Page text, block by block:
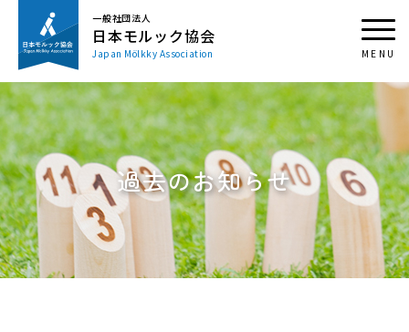
一般社団法人
日本モルック協会
Japan Mölkky Association
過去のお知らせ